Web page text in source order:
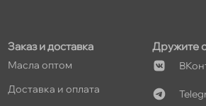
Заказ и доставка
Масла оптом
Доставка и оплата
Дружите